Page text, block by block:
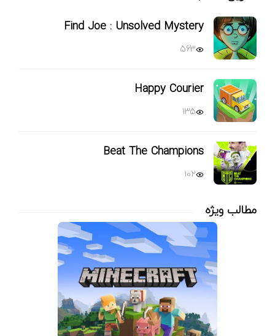
Find Joe : Unsolved Mystery
563
Happy Courier
135
Beat The Champions
102
مطالب ویژه